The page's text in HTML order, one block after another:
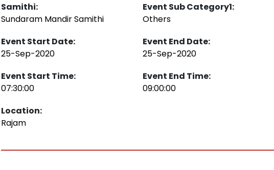
Samithi:
Sundaram Mandir Samithi
Event Start Date:
25-Sep-2020
Event Start Time:
07:30:00
Location:
Rajam
Event Sub Category1:
Others
Event End Date:
25-Sep-2020
Event End Time:
09:00:00